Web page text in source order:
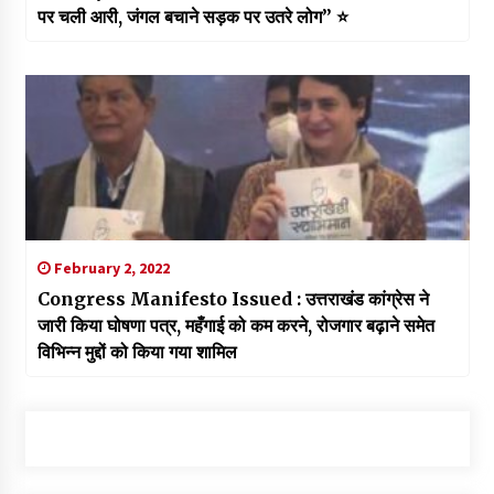
पर चली आरी, जंगल बचाने सड़क पर उतरे लोग” ⭐
February 2, 2022
Congress Manifesto Issued : उत्तराखंड कांग्रेस ने
जारी किया घोषणा पत्र, महँगाई को कम करने, रोजगार बढ़ाने समेत
विभिन्न मुद्दों को किया गया शामिल